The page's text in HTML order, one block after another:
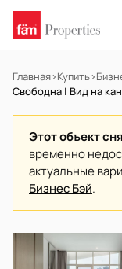
Главная›Купить›
Свободна | Вид на
Этот объект
временно
актуальные
Бизнес Бэй.
В АРЕНДУ